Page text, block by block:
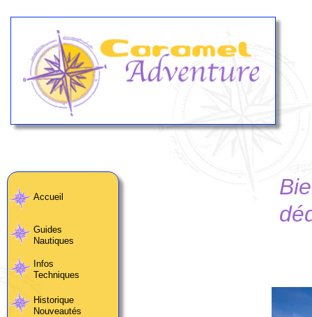
Accueil
Guides
Nautiques
Infos
Techniques
Historique
Nouveautés